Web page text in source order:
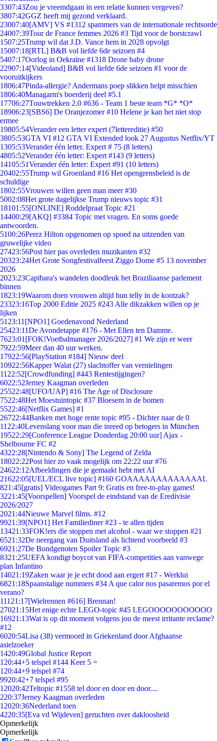
3307:43Zou je vreemdgaan in een relatie kunnen vergeven?
3807:42GGZ heeft mij gezond verklaard.
23007:40[AMV] VS #1312 spammers van de internationale rechtsorde
24007:39Tour de France femmes 2026 #3 Tijd voor de borstcrawl
1507:25Trump wil dat J.D. Vance hem in 2028 opvolgt
15007:18[RTL] B&B vol liefde 6de seizoen #4
5407:17Oorlog in Oekraïne #1318 Drone baby drone
22907:14[Videoland] B&B vol liefde 6de seizoen #1 voor de
vooruitkijkers
1806:47Pinda-allergie? Andermans poep slikken helpt misschien
1806:40Managarm's boerderij deel #5.1
17706:27Touwtrekken 2.0 #636 - Team 1 beste team *G* *O*
18906:23[SBS6] De Oranjezomer #10 Helene je kan het niet stop
ermee
19805:54Verander een letter expert (7lettereditie) #50
3805:53GTA VI #12 GTA VI Extended look 27 Augustus Netflix/YT
1305:53Verander één letter. Expert # 75 (8 letters)
4805:52Verander één letter: Expert #143 (9 letters)
14105:51Verander één letter: Expert #91 (10 letters)
20402:55Trump wil Groenland #16 Het opengrensbeleid is de
schuldige
1802:55Vrouwen willen geen man meer #30
5002:08Het grote dagelijkse Trump nieuws topic #31
18101:55[ONLINE] Roddelpraat Topic #21
14400:29[AKQ] #3384 Topic met vragen. En soms goede
antwoorden.
5100:26Perez Hilton opgenomen op spoed na uitzenden van
gruwelijke video
27423:56Post hier pas overleden muzikanten #32
20323:24Het Grote Songfestivalfeest Ziggo Dome #5 13 november
2026
2023:23Capibara's wandelen doodleuk het Braziliaanse parlement
binnen
1823:19Waarom doen vrouwen altijd hun telly in de kontzak?
23323:16Top 2000 Editie 2025 #243 Alle dikzakken willen op je
lijken
51 23:11 [NPO1] Goedenavond Nederland
25423:11De Avondetappe #176 - Met Ellen ten Damme.
7623:01 [FOK!Voetbalmanager 2026/2027] #1 We zijn er weer
7922:59Meer dan 40 uur werken.
17922:56[PlayStation #184] Nieuw deel
10922:56Kapper Walat (27) slachtoffer van vernielingen
11 22:52[Crowdfunding] #443 Rentestijgingen?
6022:52Jerney Kaagman overleden
25522:48[UFO/UAP] #16 The Age of Disclosure
7522:48Het Moestuintopic #37 Bloesem in de bomen
5522:46[Netflix Games] #1
26722:44Banken met hoge rente topic #95 - Dichter naar de 0
11 22:40Levenslang voor man die inreed op betogers in München
19522:29[Conference League Donderdag 20:00 uur] Ajax -
Shelbourne FC #2
4322:28[Nintendo & Sony] The Legend of Zelda
18022:22Post hier zo vaak mogelijk om 22:22 uur #76
24622:12Afbeeldingen die je gemaakt hebt met AI
21622:05[UEL/ECL live topic] #160 GOAAAAAAAAAAAAAL
821:45[gratis] Videogames Part 9: Gratis en free-to-play games!
3221:45[Voorspellen] Voorspel de eindstand van de Eredivisie
2026/2027
2021:44Nieuwe Marvel films. #12
9921:39[NPO1] Het Familiediner #23 - te allen tijden
13421:33FOK!ers die stoppen met alcohol - waar we stoppen #21
6521:32De neergang van Duitsland als lichtend voorbeeld #3
6921:27De Bondgenoten Spoiler Topic #3
8321:25UEFA kondigt boycot van FIFA-competities aan vanwege
plan Infantino
14021:19Zaken waar je je echt dood aan ergert #17 - Werklui
6821:18Spaanstalige nummers #34 A que calor nos pasaremos por el
verano?
111 21:17[Wielrennen #616] Brennan!
27021:15Het enige echte LEGO-topic #45 LEGOOOOOOOOOOO
16921:13Wat is op dit moment volgens jou de meest irritante reclame?
#12
6020:54Lisa (38) vermoord in Griekenland door Afghaanse
asielzoeker
1420:49Global Justice Report
1 20:44+5 telspel #144 Keer 5 =
1 20:44+9 telspel #74
9920:42+7 telspel #95
12020:42Teltopic #1558 tel door en door en door....
220:37Jerney Kaagman overleden
12020:36Nederland toen
4220:35[Eva vd Wijdeven] geruchten over dakloosheid
Opmerkelijk
Opmerkelijk